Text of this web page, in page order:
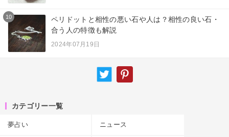
10
ペリドットと相性の悪い石や人は？相性の良い石・
合う人の特徴も解説
2024年07月19日
カテゴリー一覧
夢占い ニュース